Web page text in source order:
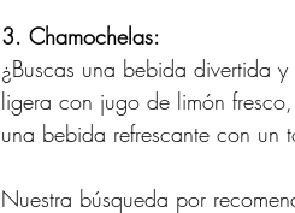
3. Chamochelas:
¿Buscas una bebida divertida
ligera con jugo de limón
una bebida refrescante con un
Nuestra búsqueda por